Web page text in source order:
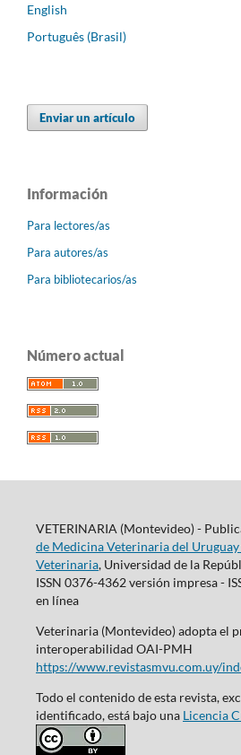
English
Português (Brasil)
Enviar un artículo
Información
Para lectores/as
Para autores/as
Para bibliotecarios/as
Número actual
VETERINARIA (Montevideo) -
de Medicina Veterinaria del Uruguay
Veterinaria, Universidad de la
ISSN 0376-4362 versión impresa -
en línea
Veterinaria (Montevideo) adopta el
interoperabilidad OAI-PMH
https://www.revistasmvu.com.uy/
Todo el contenido de esta revista,
identificado, está bajo una Licencia